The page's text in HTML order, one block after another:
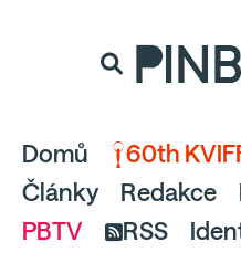
a pusťte
Domů 60th
Články
Redakce
PBTV
RSS